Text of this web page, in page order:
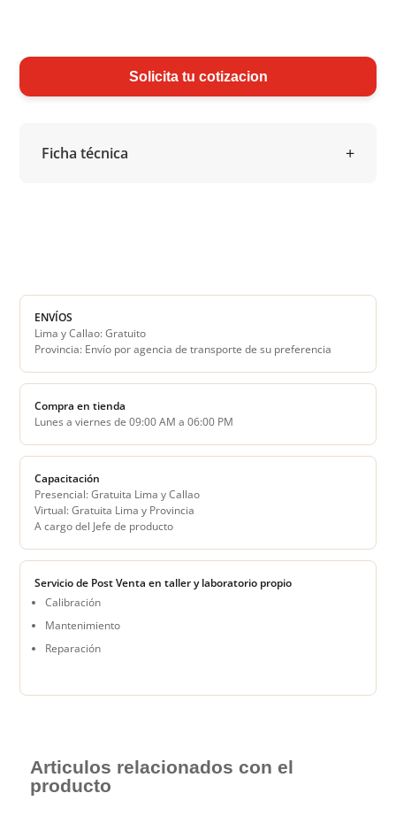
Solicita tu cotizacion
Ficha técnica
ENVÍOS
Lima y Callao: Gratuito
Provincia: Envío por agencia de transporte de su preferencia
Compra en tienda
Lunes a viernes de 09:00 AM a 06:00 PM
Capacitación
Presencial: Gratuita Lima y Callao
Virtual: Gratuita Lima y Provincia
A cargo del Jefe de producto
Servicio de Post Venta en taller y laboratorio propio
Calibración
Mantenimiento
Reparación
Articulos relacionados con el
producto